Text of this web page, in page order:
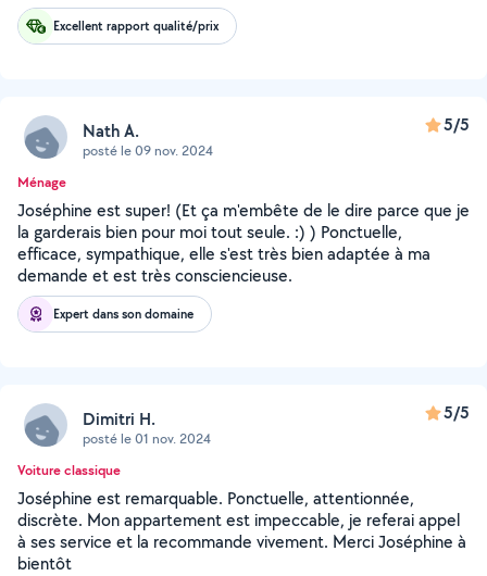
Excellent rapport qualité/prix
Nath A.
posté le 09 nov. 2024
5/5
Ménage
Joséphine est super! (Et ça m'embête de le dire parce que je
la garderais bien pour moi tout seule. :) ) Ponctuelle,
efficace, sympathique, elle s'est très bien adaptée à ma
demande et est très consciencieuse.
Expert dans son domaine
Dimitri H.
posté le 01 nov. 2024
5/5
Voiture classique
Joséphine est remarquable. Ponctuelle, attentionnée,
discrète. Mon appartement est impeccable, je referai appel
à ses service et la recommande vivement. Merci Joséphine à
bientôt